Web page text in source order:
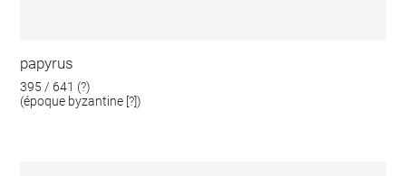
papyrus
395 / 641 (?)
(époque byzantine [?])